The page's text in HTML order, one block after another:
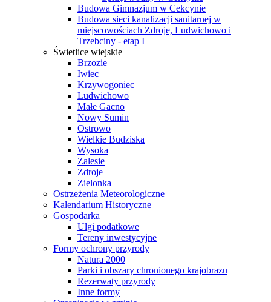
Budowa Gimnazjum w Cekcynie
Budowa sieci kanalizacji sanitarnej w
miejscowościach Zdroje, Ludwichowo i
Trzebciny - etap I
Świetlice wiejskie
Brzozie
Iwiec
Krzywogoniec
Ludwichowo
Małe Gacno
Nowy Sumin
Ostrowo
Wielkie Budziska
Wysoka
Zalesie
Zdroje
Zielonka
Ostrzeżenia Meteorologiczne
Kalendarium Historyczne
Gospodarka
Ulgi podatkowe
Tereny inwestycyjne
Formy ochrony przyrody
Natura 2000
Parki i obszary chronionego krajobrazu
Rezerwaty przyrody
Inne formy